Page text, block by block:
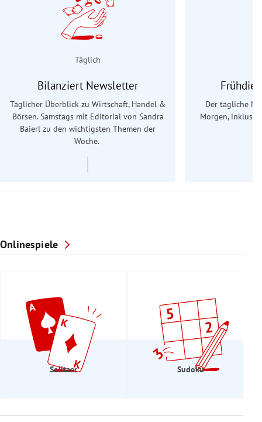
Täglich
Bilanziert Newsletter
Täglicher Überblick zu Wirtschaft, Handel &
Börsen. Samstags mit Editorial von Sandra
Baierl zu den wichtigsten Themen der
Woche.
Der tägliche
Morgen,
Onlinespiele
Solitaer Sudoku